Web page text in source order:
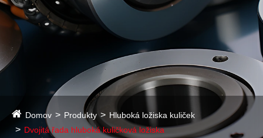
Domov Produkty
Hluboká ložiska kuliček
Dvojitá řada hluboká kuličková ložiska